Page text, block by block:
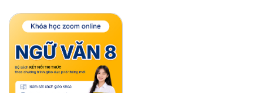
ĐỌC HIỂU “ĐI LẤY MẬT” CỦA ĐOÀN GIỎI
ĐỌC HIỂU “BẦY CHIM CHÌA VÔI” CỦA NGUYỄN
QUANG THIỀU
ĐỌC HIỂU “NHỮNG NGƯỜI BẠN” CỦA NGUYỄN